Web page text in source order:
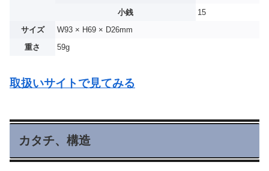
小銭
15
サイズ
W93 × H69 × D26mm
重さ
59g
取扱いサイトで見てみる
カタチ、構造